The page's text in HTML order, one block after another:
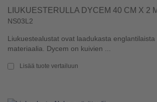
LIUKUESTERULLA DYCEM 40 CM X 2
NS03L2
Liukuestealustat ovat laadukasta englantilaista
materiaalia. Dycem on kuivien ...
Lisää tuote vertailuun